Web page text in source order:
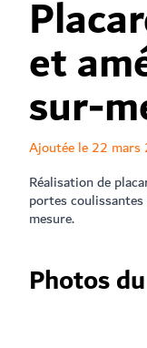
et
sur-
Ajoutée le 22 mars
Réalisation de
portes
mesure.
Photos